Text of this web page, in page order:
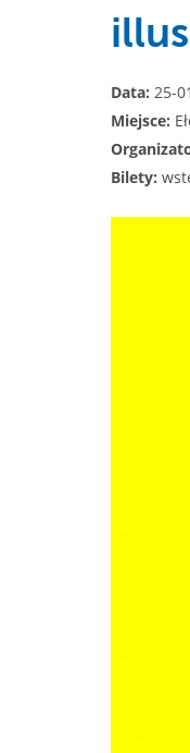
Data: 25-
Miejsce:
Bilety: